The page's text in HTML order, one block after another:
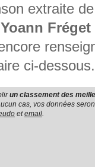
extraite
Yoann Fréget
ci-dessous.
un classement des
cas, vos données
etemail.